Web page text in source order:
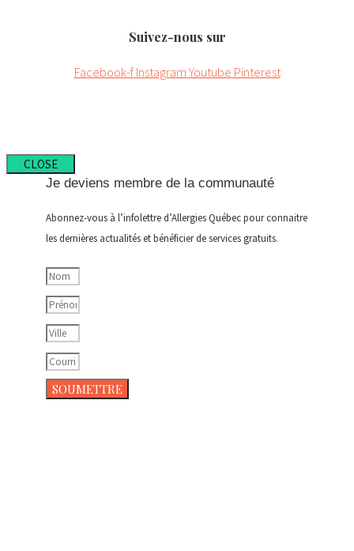
Suivez-nous sur
Facebook-f Instagram Youtube Pinterest
CLOSE
Je deviens membre de la communauté
Abonnez-vous à l’infolettre d’Allergies Québec pour connaitre
les dernières actualités et bénéficier de services gratuits.
SOUMETTRE